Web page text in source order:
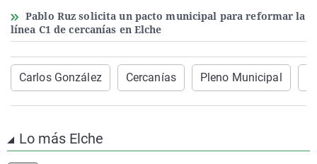
Pablo Ruz solicita un pacto municipal para reformar la
línea C1 de cercanías en Elche
Carlos González Cercanías Pleno Municipal
Lo más Elche